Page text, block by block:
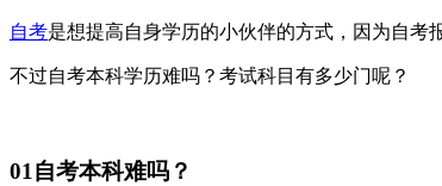
自考是想提高自身学历的小伙伴的方式，因为自考
不过自考本科学历难吗？考试科目有多少门呢？
01自考本科难吗？